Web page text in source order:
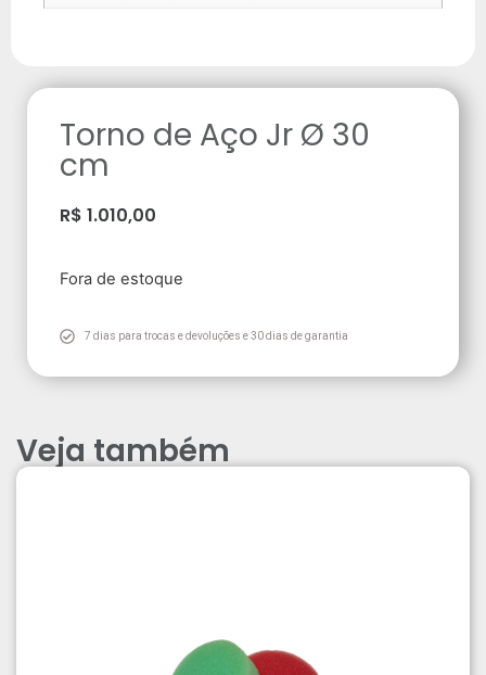
Torno de Aço Jr Ø 30
cm
R$ 1.010,00
Fora de estoque
7 dias para trocas e devoluções e 30 dias de garantia
Veja também